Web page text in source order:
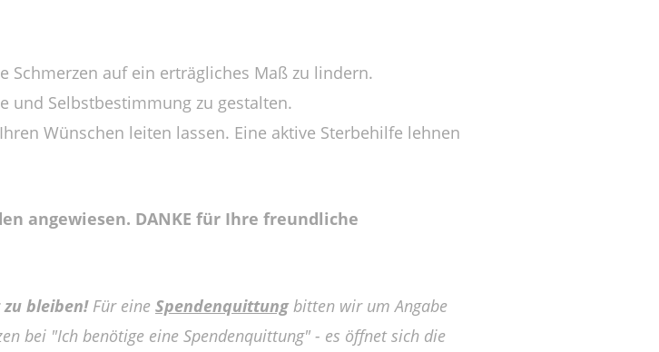
auf ein erträgliches Maß zu lindern.
und Selbstbestimmung zu gestalten.
Wünschen leiten lassen. Eine aktive Sterbehilfe lehnen
angewiesen. DANKE für Ihre freundliche
bleiben!Für eine Spendenquittungbitten wir um Angabe
bei "Ich benötige eine Spendenquittung" - es öffnet sich die